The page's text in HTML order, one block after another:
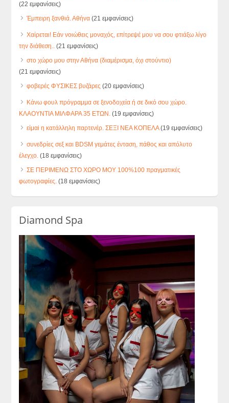
(22 εμφανίσεις)
Έμπειρη ξανθιά. Αθήνα (21 εμφανίσεις)
Χαίρεται! Εάν νοιώθεις μοναχός, επίτρεψέ μου να σου φτιάξω λίγο
την διάθεση.. (21 εμφανίσεις)
στο χώρο μου στην Αθήνα (διαμέρισμα, όχι στούντιο)
(21 εμφανίσεις)
φοβερές ΦΥΣΙΚΕΣ βυζάρες (20 εμφανίσεις)
Κάνω φουλ πρόγραμμα σε ξενοδοχεία ή σε δικό σου χώρο.
ΚΛΑΟΥΝΤΙΑ ΜΙΛΦΑΡΑ 35 ΕΤΩΝ. (19 εμφανίσεις)
είμαi η κατάλληλη παρτενέρ. ΣΕΞΙ ΝΕΑ ΚΟΠΕΛΑ(19 εμφανίσεις)
συνεδρίες σεξ και BDSM γεμάτες ένταση, πάθος και απόλυτο
έλεγχο. (18 εμφανίσεις)
ΣΕ ΠΕΡΙΜΕΝΩ ΣΤΟ ΧΩΡΟ ΜΟΥ 100%100 πραγματικές
φωτογραφίες. (18 εμφανίσεις)
Diamond Spa